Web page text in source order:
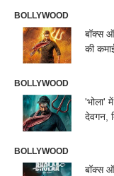
BOLLYWOOD
बॉक्स
की
BOLLYWOOD
'भोला'
देवगन,
BOLLYWOOD
बॉक्स